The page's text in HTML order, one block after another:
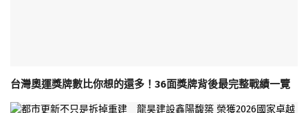
台灣奧運獎牌數比你想的還多！36面獎牌背後最完整戰績一覽